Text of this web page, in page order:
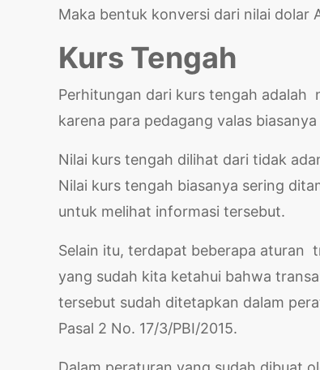
Maka bentuk konversi dari nilai dolar
Kurs Tengah
Perhitungan dari kurs tengah adalah
karena para pedagang valas
Nilai kurs tengah dilihat dari tidak
Nilai kurs tengah biasanya sering
untuk melihat informasi tersebut.
Selain itu, terdapat beberapa aturan
yang sudah kita ketahui bahwa
tersebut sudah ditetapkan dalam
Pasal 2 No. 17/3/PBI/2015.